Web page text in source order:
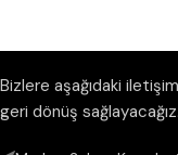
Bizlere aşağıdaki
geri dönüş sağlayacağız.